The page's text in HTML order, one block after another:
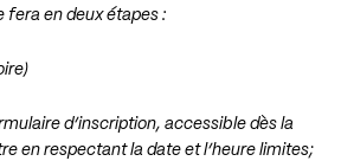
fera en deux étapes :
d’inscription, accessible dès la
en respectant la date et l’heure limites;